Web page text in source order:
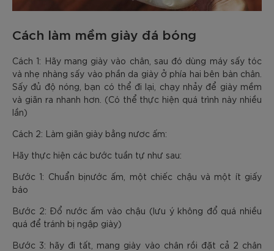
Cách làm mềm giày đá bóng
Cách 1: Hãy mang giày vào chân, sau đó dùng máy sấy tóc
và nhẹ nhàng sấy vào phần da giày ở phía hai bên bàn chân.
Sấy đủ độ nóng, bạn có thể đi lại, chạy nhảy để giày mềm
và giãn ra nhanh hơn. (Có thể thực hiện quá trình này nhiều
lần)
Cách 2: Làm giãn giày bằng nươc ấm:
Hãy thực hiện các bước tuần tự như sau:
Bước 1: Chuẩn bịnước ấm, một chiếc chậu và một ít giấy
báo
Bước 2: Đổ nước ấm vào chậu (lưu ý không đổ quá nhiều
quá để tránh bị ngập giày)
Bước 3: hãy đi tất, mang giày vào chân rồi đặt cả 2 chân